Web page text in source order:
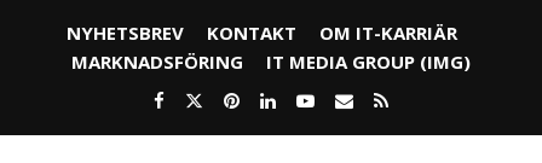
NYHETSBREV KONTAKT
OM IT-KARRIÄR
MARKNADSFÖRING
IT MEDIA GROUP (IMG)